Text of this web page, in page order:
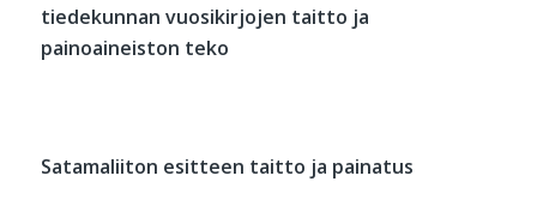
tiedekunnan vuosikirjojen taitto ja
painoaineiston teko
Satamaliiton esitteen taitto ja painatus